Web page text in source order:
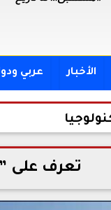
الأخبار عربي
تعرف على